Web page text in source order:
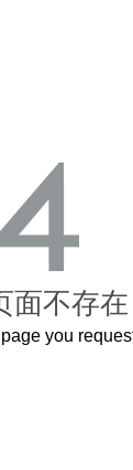
不存在
you